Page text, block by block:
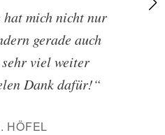
hat mich nicht nur
gerade auch
viel weiter
Dank dafür!“
HÖFEL